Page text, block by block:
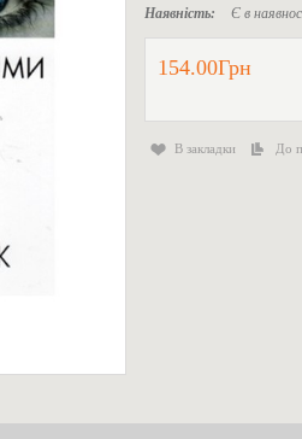
Наявність:
Є в
154.00Грн
В закладки До